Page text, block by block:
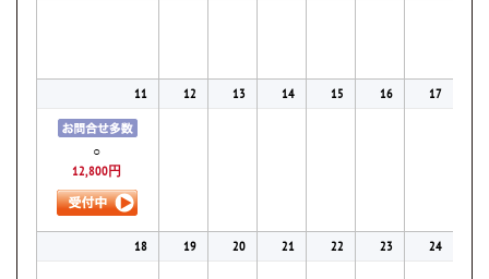
11
○
12,800円
12 13 14 15 16 17
18 19 20 21 22 23 24